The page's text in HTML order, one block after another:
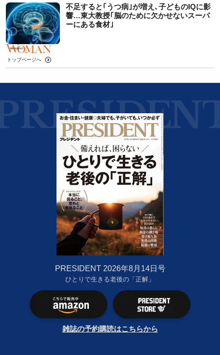
不足すると｢うつ病｣が増え､子どものIQに影
響…東大教授｢脳のために欠かせないスーパ
ーにある食材｣
トップページへ
PRESIDENT 2026年8月14日号
ひとりで生きる老後の「正解」
雑誌の予約購読はこちらから